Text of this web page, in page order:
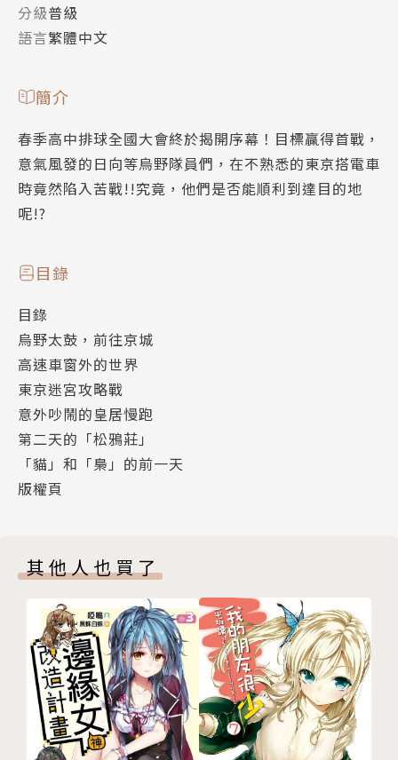
分級普級
語言繁體中文
簡介
春季高中排球全國大會終於揭開序幕！目標贏得首戰，
意氣風發的日向等烏野隊員們，在不熟悉的東京搭電車
時竟然陷入苦戰!!究竟，他們是否能順利到達目的地
呢!?
目錄
目錄
烏野太鼓，前往京城
高速車窗外的世界
東京迷宮攻略戰
意外吵鬧的皇居慢跑
第二天的「松鴉莊」
「貓」和「梟」的前一天
版權頁
其他人也買了